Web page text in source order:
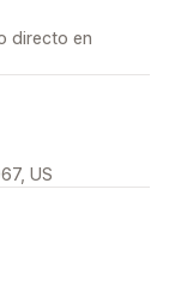
directo en
US